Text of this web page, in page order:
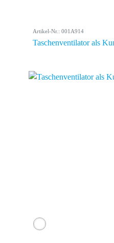
Artikel-Nr.: 001A914
Taschenventilator als